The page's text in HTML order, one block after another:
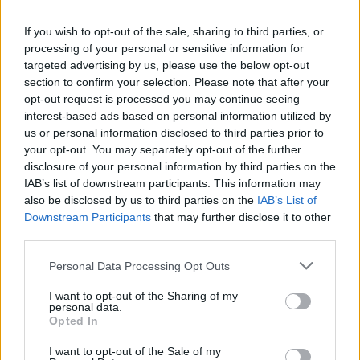
If you wish to opt-out of the sale, sharing to third parties, or
processing of your personal or sensitive information for
targeted advertising by us, please use the below opt-out
section to confirm your selection. Please note that after your
opt-out request is processed you may continue seeing
interest-based ads based on personal information utilized by
us or personal information disclosed to third parties prior to
your opt-out. You may separately opt-out of the further
disclosure of your personal information by third parties on the
IAB’s list of downstream participants. This information may
also be disclosed by us to third parties on the IAB’s List of
Downstream Participants that may further disclose it to other
Please note that this website/app uses one or more Google
not limited to your visit or usage behaviour. You may click to
grant or deny consent to Google and its third-party tags to
use your data for below specified purposes in below Google
consent section.
Personal Data Processing Opt Outs
I want to opt-out of the Sharing of my
personal data.
Opted In
I want to opt-out of the Sale of my
rimarrà attivo solo in Usa e Canada) verrà
definitivamente eliminato.
POTREBBE INTERESSARTI
Fiumicino, squalo attacca un
pescatore: attimi di terrore sul
lungomare romano
rossa. Approvato il nuovo
5 anni fa